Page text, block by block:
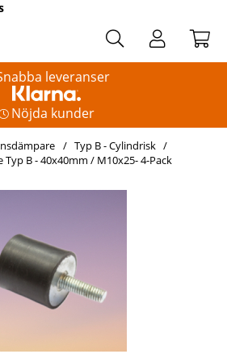
leveranser
Nöjda kunder
Typ B - Cylindrisk
B - 40x40mm / M10x25- 4-Pack